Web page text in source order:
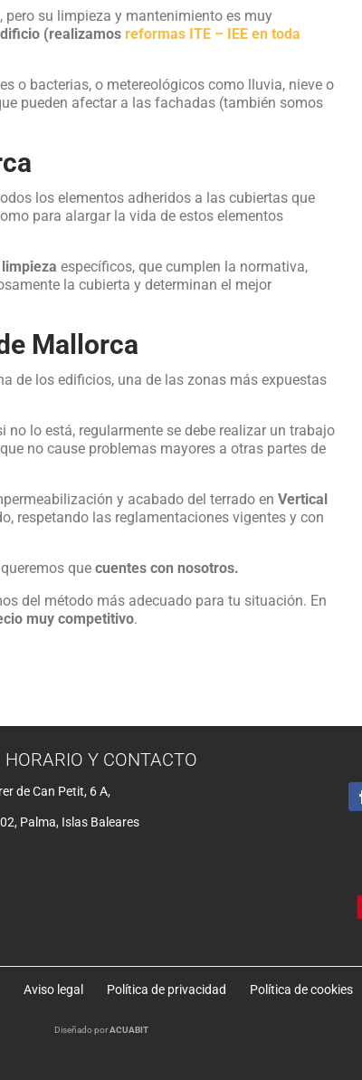
su limpieza y mantenimiento es muy
(realizamosreformas ITE – IEE en toda
o bacterias, o metereológicos como lluvia, nieve o
pueden afectar a las fachadas (también somos
los elementos adheridos a las cubiertas que
para alargar la vida de estos elementos
específicos, que cumplen la normativa,
la cubierta y determinan el mejor
Mallorca
de los edificios, una de las zonas más expuestas
lo está, regularmente se debe realizar un trabajo
no cause problemas mayores a otras partes de
y acabado del terrado enVertical
respetando las reglamentaciones vigentes y con
quecuentes con nosotros.
del método más adecuado para tu situación. En
muy competitivo.
HORARIO Y CONTACTO
de Can Petit, 6 A,
Palma, Islas Baleares
Aviso legal Política de privacidad Política de cookies
Diseñado porACUABIT